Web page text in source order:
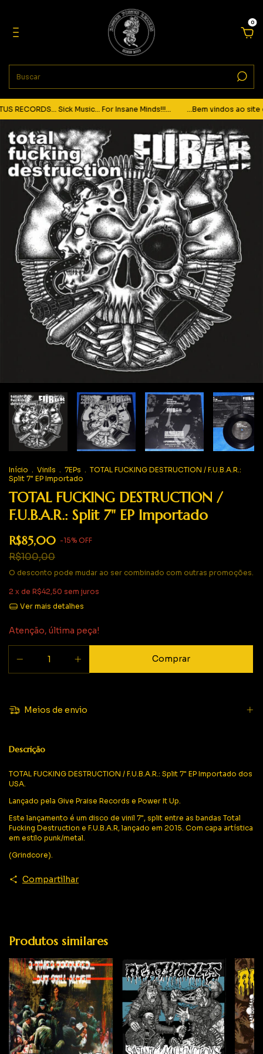
0
RECORDS... Sick Music... For Insane Minds!!!... ...Bem vindos ao site
Início . Vinils . 7EPs . TOTAL FUCKING DESTRUCTION / F.U.B.A.R.:
Split 7" EP Importado
TOTAL FUCKING DESTRUCTION /
F.U.B.A.R.: Split 7" EP Importado
R$85,00 -15% OFF
R$100,00
O desconto pode mudar ao ser combinado com outras promoções.
2 x de R$42,50 sem juros
Ver mais detalhes
Atenção, última peça!
Meios de envio
Descrição
TOTAL FUCKING DESTRUCTION / F.U.B.A.R.: Split 7" EP Importado dos
USA.
Lançado pela Give Praise Records e Power It Up.
Este lançamento é um disco de vinil 7", split entre as bandas Total
Fucking Destruction e F.U.B.A.R, lançado em 2015. Com capa artística
em estilo punk/metal.
(Grindcore).
Compartilhar
Produtos similares